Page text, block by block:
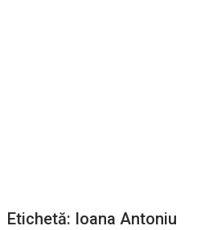
Etichetă: Ioana Antoniu